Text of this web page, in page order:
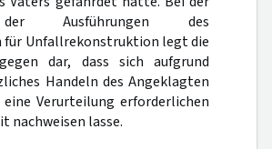
Ausführungen des
für Unfallrekonstruktion legt die
dar, dass sich aufgrund
Handeln des Angeklagten
Verurteilung erforderlichen
nachweisen lasse.